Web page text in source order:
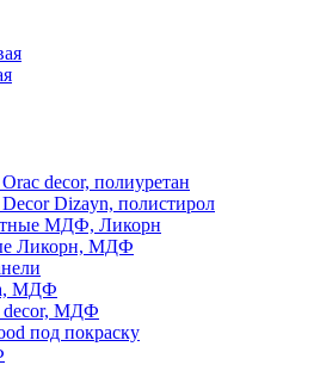
decor, полиуретан
Dizayn, полистирол
МДФ, Ликорн
Ликорн, МДФ
МДФ
decor, МДФ
под покраску